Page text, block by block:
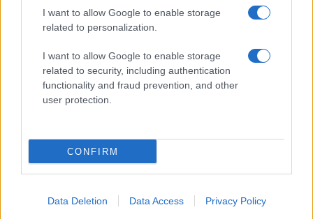
I want to allow Google to enable storage
related to personalization.
I want to allow Google to enable storage
related to security, including authentication
functionality and fraud prevention, and other
user protection.
CONFIRM
Data Deletion Data Access Privacy Policy
EGYÉB
Gyámság alá helyezték Alain Delont
védelem alá helyezte egy gyámügyi bíra a 88 éves színész
megfelelő orvosi ellátása érdekében – erősítették meg a
családhoz közeli források az AFP hírügynökségnek a BFM
EGYÉB
Tini szereplőket keres Nemes Jeles
László új filmjéhez